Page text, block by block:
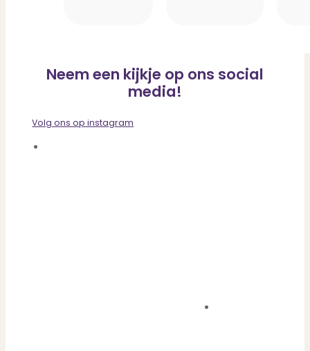
Neem een kijkje op ons social
media!
Volg ons op instagram